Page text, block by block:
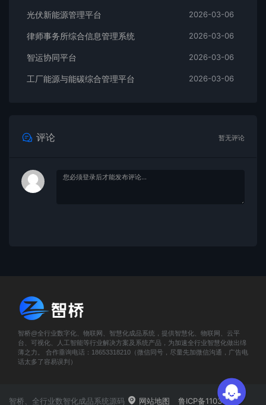
光伏新能源管理平台 2026-03-06
律师事务所综合信息管理系统 2026-03-06
智运协同平台 2026-03-06
工厂能源与能碳综合管理平台 2026-03-06
评论 暂无评论
智桥@全行业数字化、物联网、智慧化成品系统，提供智慧化、物联网、云平
台、可视化、人工智能等行业解决方案及系统产品，为加速全行业智慧化做出绵
薄之力。 合作垂询电话：18653318210（微信同号，尽量先加微信沟通，广告电
话太多了容易误判）
智桥、全行业数智化成品系统源码 网站地图 鲁ICP备11031419